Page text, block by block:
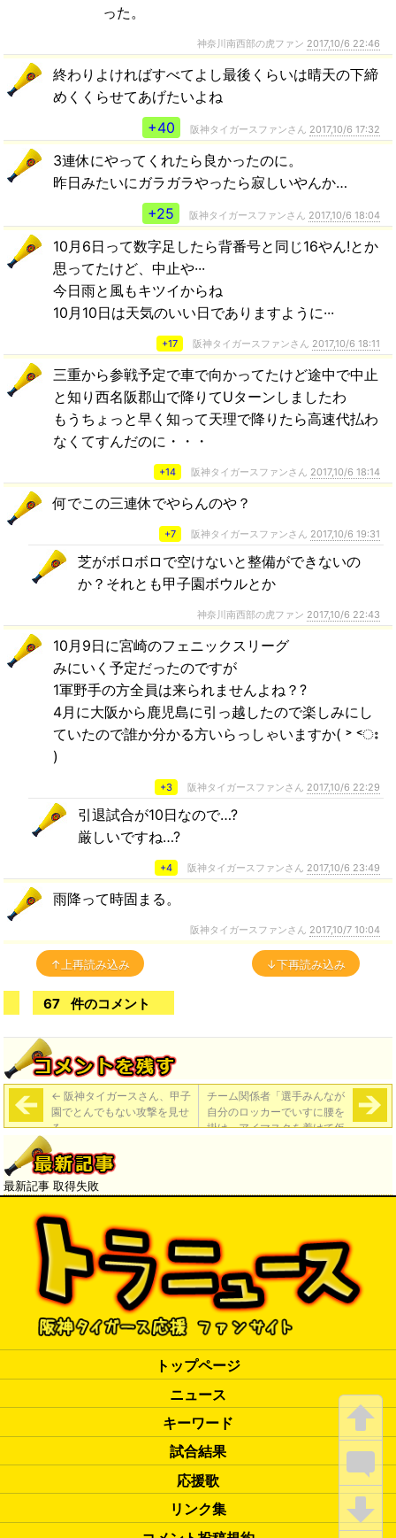
った。
神奈川南西部の虎ファン 2017,10/6 22:46
終わりよければすべてよし最後くらいは晴天の下締
めくくらせてあげたいよね
+40
阪神タイガースファンさん 2017,10/6 17:32
3連休にやってくれたら良かったのに。
昨日みたいにガラガラやったら寂しいやんか…
+25
阪神タイガースファンさん 2017,10/6 18:04
10月6日って数字足したら背番号と同じ16やん!とか
思ってたけど、中止や···
今日雨と風もキツイからね
10月10日は天気のいい日でありますように···
+17 阪神タイガースファンさん 2017,10/6 18:11
三重から参戦予定で車で向かってたけど途中で中止
と知り西名阪郡山で降りてUターンしましたわ
もうちょっと早く知って天理で降りたら高速代払わ
なくてすんだのに・・・
+14 阪神タイガースファンさん 2017,10/6 18:14
何でこの三連休でやらんのや？
+7 阪神タイガースファンさん 2017,10/6 19:31
芝がボロボロで空けないと整備ができないの
か？それとも甲子園ボウルとか
神奈川南西部の虎ファン 2017,10/6 22:43
10月9日に宮崎のフェニックスリーグ
みにいく予定だったのですが
1軍野手の方全員は来られませんよね？?
4月に大阪から鹿児島に引っ越したので楽しみにし
ていたので誰か分かる方いらっしゃいますか( ˃ ˂ഃ
)
+3 阪神タイガースファンさん 2017,10/6 22:29
引退試合が10日なので…?
厳しいですね…?
+4 阪神タイガースファンさん 2017,10/6 23:49
雨降って時固まる。
阪神タイガースファンさん 2017,10/7 10:04
↑上再読み込み ↓下再読み込み
67 件のコメント
← 阪神タイガースさん、甲子
園でとんでもない攻撃を見せ
る
チーム関係者「選手みんなが
自分のロッカーでいすに腰を
掛け、アイマスクを着けて仮
最新記事 取得失敗
トップページ
ニュース
キーワード
試合結果
応援歌
リンク集